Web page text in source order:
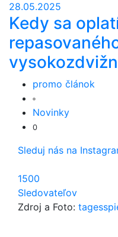
28.05.2025
Kedy sa
promo článok
Novinky
0
Sleduj nás na
1500
Sledovateľov
Zdroj a Foto: